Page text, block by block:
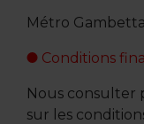
Métro Gambetta
Conditions
Nous consulter
sur les